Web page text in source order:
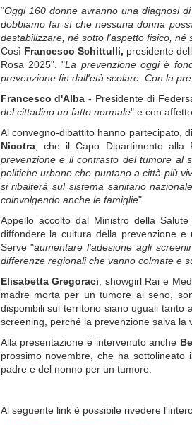
“Oggi 160 donne avranno una diagnosi
dobbiamo far sì che nessuna donna
destabilizzare, né sotto l'aspetto fisico,
Così Francesco Schittulli, presidente
Rosa 2025". "La prevenzione oggi è
prevenzione fin dall'età scolare. Con la
Francesco d'Alba- Presidente di
del cittadino un fatto normale" e con
Al convegno-dibattito hanno partecipato,
Nicotra, che il Capo Dipartimento alla
prevenzione e il contrasto del tumore al
politiche urbane che puntano a città più
si ribalterà sul sistema sanitario
coinvolgendo anche le famiglie".
Appello accolto dal Ministro della
diffondere la cultura della prevenzione
Serve "aumentare l'adesione agli
differenze regionali che vanno colmate e
Elisabetta Gregoraci, showgirl Rai e
madre morta per un tumore al seno,
disponibili sul territorio siano uguali
screening, perché la prevenzione salva la
Alla presentazione è intervenuto anche
prossimo novembre, che ha
padre e del nonno per un tumore.
Al seguente link è possibile rivedere